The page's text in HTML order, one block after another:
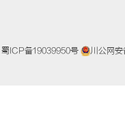
蜀ICP备19039950号 川公网